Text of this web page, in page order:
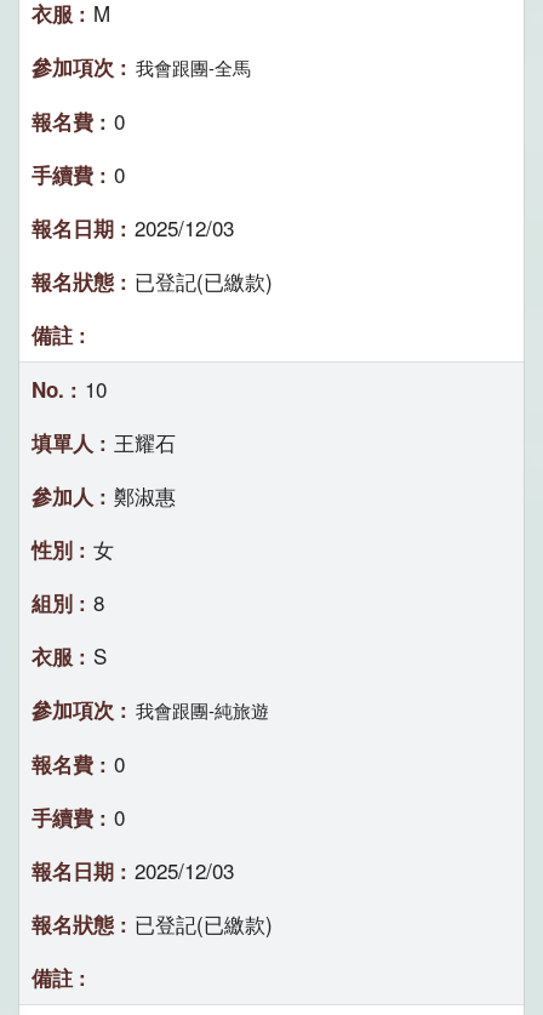
M
我會跟團-全馬
0
0
2025/12/03
已登記(已繳款)
10
王耀石
鄭淑惠
女
8
S
我會跟團-純旅遊
0
0
2025/12/03
已登記(已繳款)